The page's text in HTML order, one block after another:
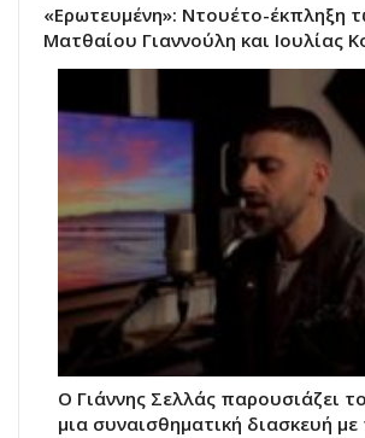
«Ερωτευμένη»: Ντουέτο-έκπληξη
Ματθαίου Γιαννούλη και Ιουλίας
Ο Γιάννης Σελλάς παρουσιάζει
μια συναισθηματική διασκευή